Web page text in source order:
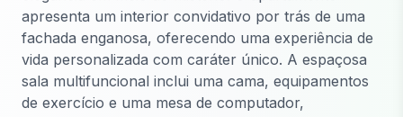
apresenta um interior convidativo por trás de uma
fachada enganosa, oferecendo uma experiência de
vida personalizada com caráter único. A espaçosa
sala multifuncional inclui uma cama, equipamentos
de exercício e uma mesa de computador,